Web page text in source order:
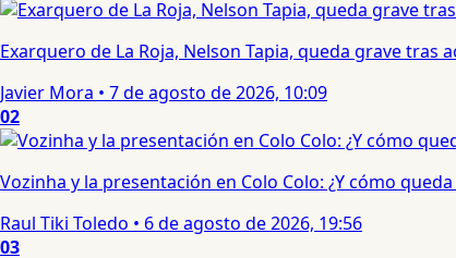
Exarquero de La Roja, Nelson Tapia, queda grave
Javier Mora • 7 de agosto de 2026, 10:09
02
Vozinha y la presentación en Colo Colo: ¿Y cómo
Raul Tiki Toledo • 6 de agosto de 2026, 19:56
03